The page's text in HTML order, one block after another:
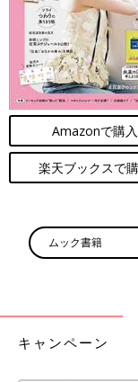
無印良品 綿であったかリ
つわりが落ち着き、
Amazonで購入
楽天ブックスで
ムック書籍
キャンペーン